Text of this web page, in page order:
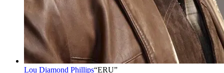
Lou Diamond Phillips“ERU”